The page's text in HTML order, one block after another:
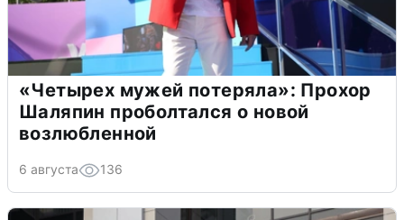
«Четырех мужей потеряла»: Прохор
Шаляпин проболтался о новой
возлюбленной
6 августа 136